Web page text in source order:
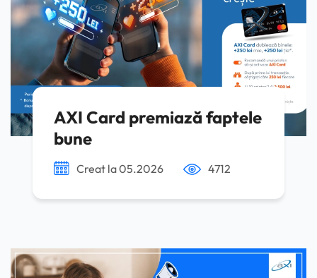
AXI Card premiază faptele
bune
Creat la 05.2026 4712